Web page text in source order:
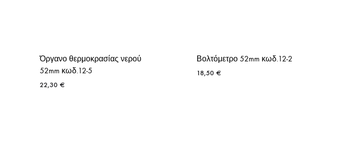
Όργανο θερμοκρασίας νερού
52mm κωδ.12-5
22,30 €
Βολτόμετρο 52mm κωδ.12-2
18,50 €